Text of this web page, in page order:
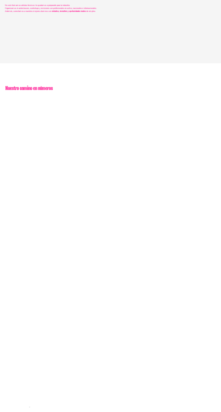
No solo formamos artistas técnicos: te ayudamos a prepararte para la industria.
Organizamos masterclasses, workshops y revisiones con profesionales en activo, nacionales e internacionales.
Además, conectamos a nuestros mejores alumnos conestudios, recruiters y oportunidades reales de empleo.
Nuestro camino en números